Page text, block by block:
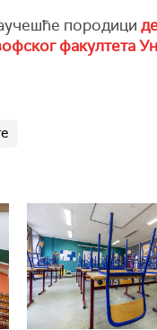
породици
факултета